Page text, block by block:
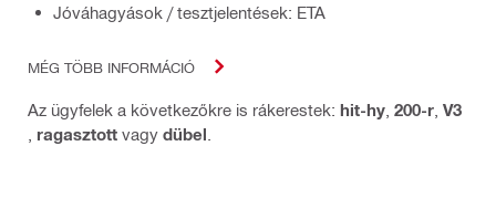
Jóváhagyások / tesztjelentések: ETA
MÉG TÖBB INFORMÁCIÓ
Az ügyfelek a következőkre is rákerestek: hit-hy 200-r V3
ragasztott vagy dübel